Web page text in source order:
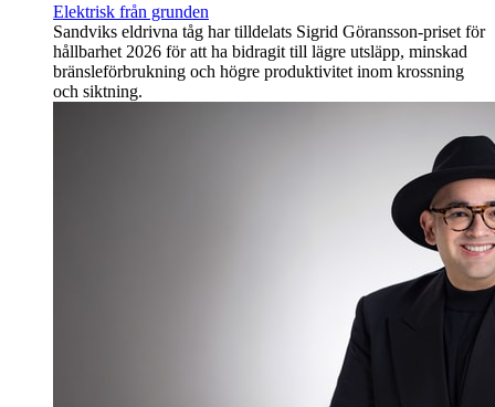
Elektrisk från grunden
Sandviks eldrivna tåg har tilldelats Sigrid Göransson-priset för
hållbarhet 2026 för att ha bidragit till lägre utsläpp, minskad
bränsleförbrukning och högre produktivitet inom krossning
och siktning.